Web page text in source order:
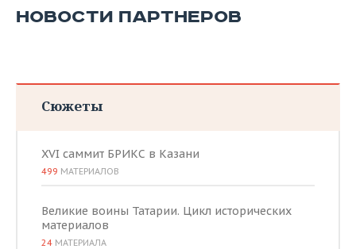
НОВОСТИ ПАРТНЕРОВ
Сюжеты
XVI саммит БРИКС в Казани
499 МАТЕРИАЛОВ
Великие воины Татарии. Цикл исторических
материалов
24 МАТЕРИАЛА